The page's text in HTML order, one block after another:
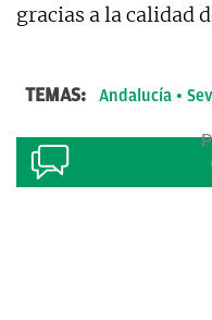
gracias a la calidad
TEMAS: Andalucía